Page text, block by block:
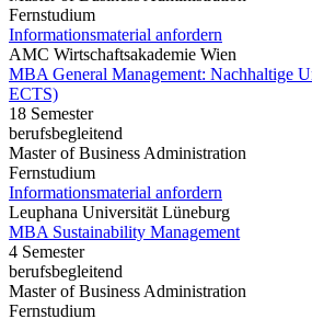
Fernstudium
Informationsmaterial anfordern
AMC Wirtschaftsakademie Wien
MBA General Management: Nachhaltige
ECTS)
18 Semester
berufsbegleitend
Master of Business Administration
Fernstudium
Informationsmaterial anfordern
Leuphana Universität Lüneburg
MBA Sustainability Management
4 Semester
berufsbegleitend
Master of Business Administration
Fernstudium